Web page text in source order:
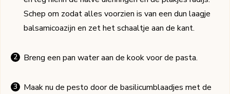
Schep om zodat alles voorzien is van een dun laagje
balsamicoazijn en zet het schaaltje aan de kant.
Breng een pan water aan de kook voor de pasta.
Maak nu de pesto door de basilicumblaadjes met de